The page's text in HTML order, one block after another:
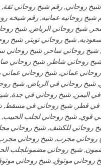
روحاني, رقم شيخ روحاني
روحانيه عمانيه, رقم شيخه
شيخ روحاني الرياض, شيخ
شيخ روحاني تويتر, شيخ
شيخ روحاني ساحر, شيخ روحاني
روحاني شاطر, شيخ روحاني
عماني, شيخ روحاني
شيخ روحاني في الرياض, شيخ
اليمن, شيخ روحاني في جدة,
في قطر, شيخ روحاني في مسقط,
قوي, شيخ روحاني لجلب
روحاني للكشف, شيخ روحاني
مجرب, شيخ روحاني
شيخ روحاني مضمونلجلب
روحاني موثوق, شيخ روحاني